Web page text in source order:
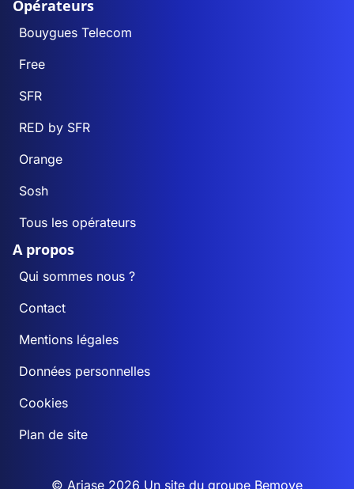
Opérateurs
Bouygues Telecom
Free
SFR
RED by SFR
Orange
Sosh
Tous les opérateurs
A propos
Qui sommes nous ?
Contact
Mentions légales
Données personnelles
Cookies
Plan de site
© Ariase 2026 Un site du groupe Bemove